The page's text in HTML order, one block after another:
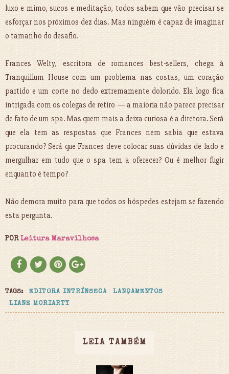
luxo e mimo, sucos e meditação, todos sabem que vão precisar se
esforçar nos próximos dez dias. Mas ninguém é capaz de imaginar
o tamanho do desafio.
Frances Welty, escritora de romances best-sellers, chega à
Tranquillum House com um problema nas costas, um coração
partido e um corte no dedo extremamente dolorido. Ela logo fica
intrigada com os colegas de retiro — a maioria não parece precisar
de fato de um spa. Mas quem mais a deixa curiosa é a diretora. Será
que ela tem as respostas que Frances nem sabia que estava
procurando? Será que Frances deve colocar suas dúvidas de lado e
mergulhar em tudo que o spa tem a oferecer? Ou é melhor fugir
enquanto é tempo?
Não demora muito para que todos os hóspedes estejam se fazendo
esta pergunta.
PORLeitura Maravilhosa
TAGS: EDITORA INTRÍNSECA
LANÇAMENTOS
LIANE MORIARTY
LEIA TAMBÉM